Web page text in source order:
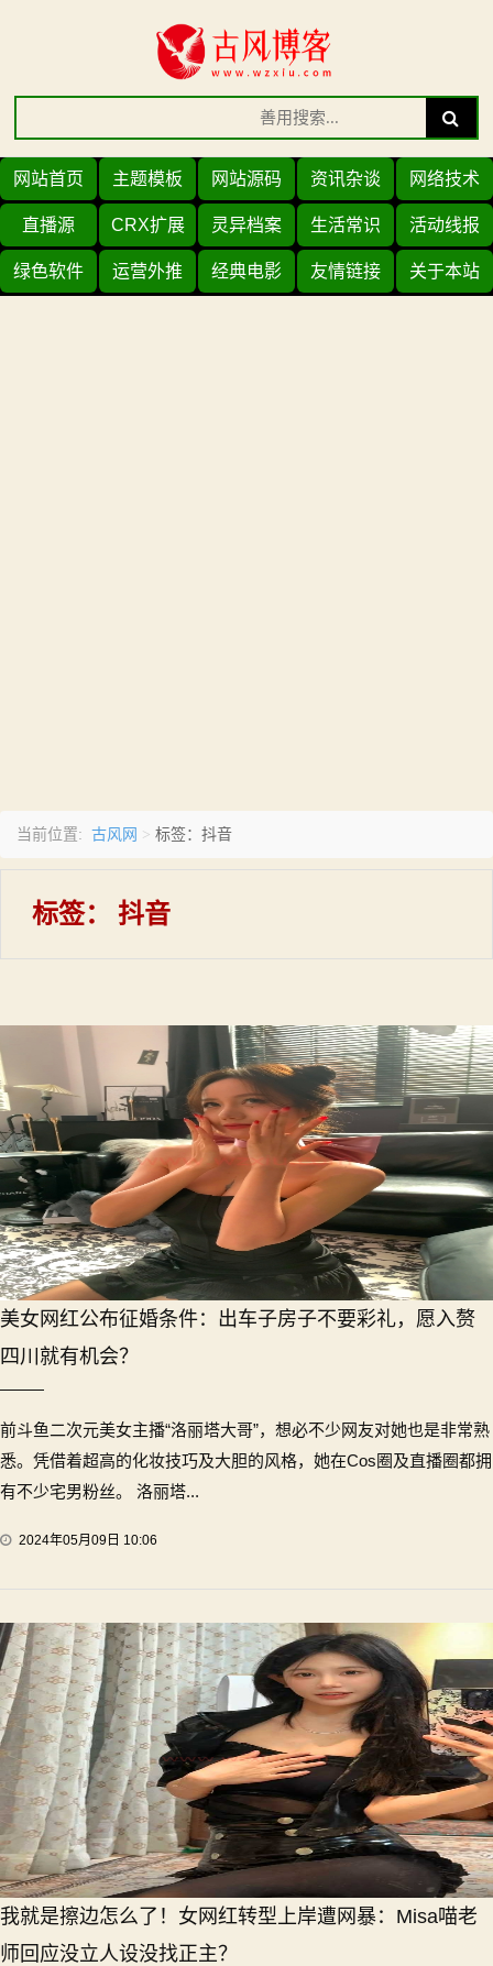
Search
for:
Search
网站首页 主题模板 网站源码 资讯杂谈 网络技术
直播源 CRX扩展 灵异档案 生活常识 活动线报
绿色软件 运营外推 经典电影 友情链接 关于本站
当前位置: 古风网 > 标签：抖音
标签： 抖音
美女网红公布征婚条件：出车子房子不要彩礼，愿入赘
四川就有机会？
前斗鱼二次元美女主播“洛丽塔大哥”，想必不少网友对她也是非常熟
悉。凭借着超高的化妆技巧及大胆的风格，她在Cos圈及直播圈都拥
有不少宅男粉丝。 洛丽塔...
2024年05月09日 10:06
我就是擦边怎么了！女网红转型上岸遭网暴：Misa喵老
师回应没立人设没找正主？